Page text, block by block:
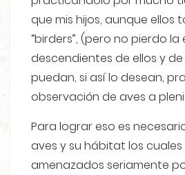
que mis hijos, aunque ellos
“birders”, (pero no pierdo la
descendientes de ellos y
puedan, si así lo desean,
observación de aves a
Para lograr eso es
aves y su hábitat los
amenazados seriamente